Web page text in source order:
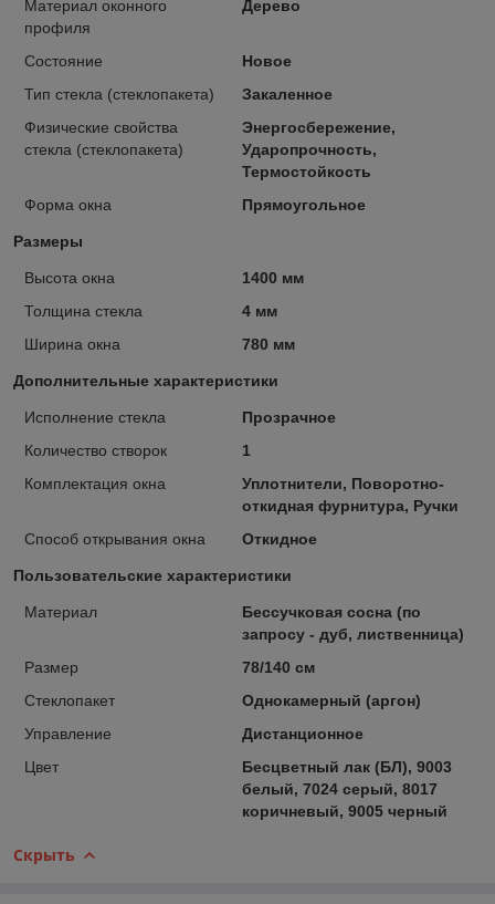
Материал оконного
профиля
Дерево
Состояние
Новое
Тип стекла (стеклопакета)
Закаленное
Физические свойства
стекла (стеклопакета)
Энергосбережение,
Ударопрочность,
Термостойкость
Форма окна
Прямоугольное
Размеры
Высота окна
1400 мм
Толщина стекла
4 мм
Ширина окна
780 мм
Дополнительные характеристики
Исполнение стекла
Прозрачное
Количество створок
1
Комплектация окна
Уплотнители, Поворотно-
откидная фурнитура, Ручки
Способ открывания окна
Откидное
Пользовательские характеристики
Материал
Бессучковая сосна (по
запросу - дуб, лиственница)
Размер
78/140 см
Стеклопакет
Однокамерный (аргон)
Управление
Дистанционное
Цвет
Бесцветный лак (БЛ), 9003
белый, 7024 серый, 8017
коричневый, 9005 черный
Скрыть